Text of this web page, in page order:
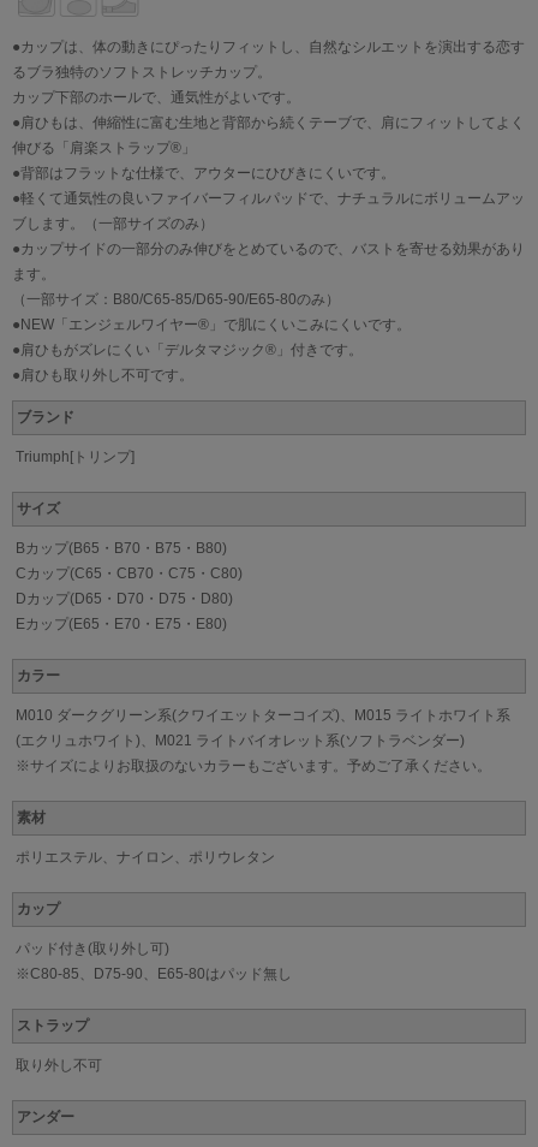
●カップは、体の動きにぴったりフィットし、自然なシルエットを演出する恋す
るブラ独特のソフトストレッチカップ。
カップ下部のホールで、通気性がよいです。
●肩ひもは、伸縮性に富む生地と背部から続くテーブで、肩にフィットしてよく
伸びる「肩楽ストラップ®」
●背部はフラットな仕様で、アウターにひびきにくいです。
●軽くて通気性の良いファイバーフィルパッドで、ナチュラルにボリュームアッ
ブします。（一部サイズのみ）
●カップサイドの一部分のみ伸びをとめているので、バストを寄せる効果があり
ます。
（一部サイズ：B80/C65-85/D65-90/E65-80のみ）
●NEW「エンジェルワイヤー®」で肌にくいこみにくいです。
●肩ひもがズレにくい「デルタマジック®」付きです。
●肩ひも取り外し不可です。
ブランド
Triumph[トリンプ]
サイズ
Bカップ(B65・B70・B75・B80)
Cカップ(C65・CB70・C75・C80)
Dカップ(D65・D70・D75・D80)
Eカップ(E65・E70・E75・E80)
カラー
M010 ダークグリーン系(クワイエットターコイズ)、M015 ライトホワイト系
(エクリュホワイト)、M021 ライトバイオレット系(ソフトラベンダー)
※サイズによりお取扱のないカラーもございます。予めご了承ください。
素材
ポリエステル、ナイロン、ポリウレタン
カップ
パッド付き(取り外し可)
※C80-85、D75-90、E65-80はパッド無し
ストラップ
取り外し不可
アンダー